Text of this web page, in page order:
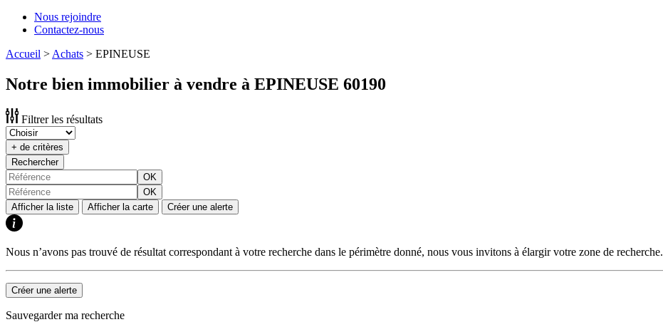
Nous rejoindre
Contactez-nous
Accueil > Achats > EPINEUSE
Notre bien immobilier à vendre à EPINEUSE 60190
Filtrer les résultats
+ de critères
Rechercher
OK
OK
Afficher la liste
Afficher la carte Créer une alerte
Nous n’avons pas trouvé de résultat correspondant à votre recherche dans le périmètre donné, nous vous invitons à élargir votre zone de recherche.
Créer une alerte
Sauvegarder ma recherche